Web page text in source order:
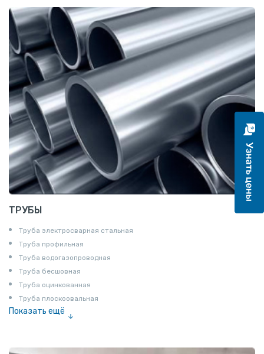
Катанка
Шестигранник
Полособульб
Полукруг
Шпунт Ларсена
ТРУБЫ
Труба электросварная стальная
Труба профильная
Труба водогазопроводная
Труба бесшовная
Труба оцинкованная
Труба плоскоовальная
Показать ещё